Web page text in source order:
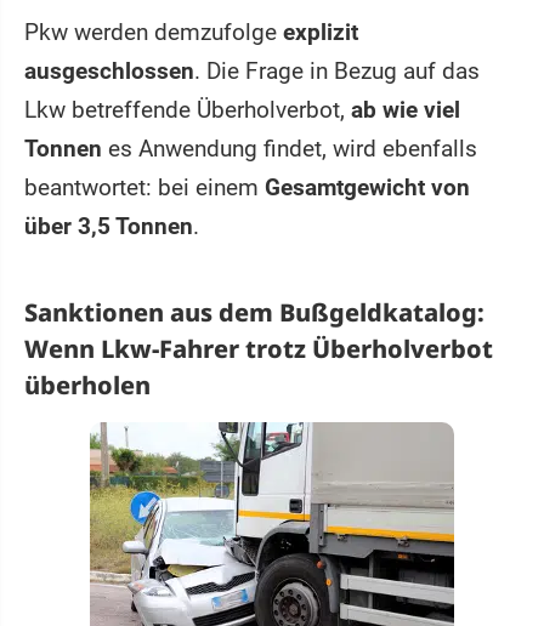
Pkw werden demzufolge explizit
ausgeschlossen. Die Frage in Bezug auf das
Lkw betreffende Überholverbot, ab wie viel
Tonnen es Anwendung findet, wird ebenfalls
beantwortet: bei einem Gesamtgewicht von
über 3,5 Tonnen.
Sanktionen aus dem Bußgeldkatalog:
Wenn Lkw-Fahrer trotz Überholverbot
überholen